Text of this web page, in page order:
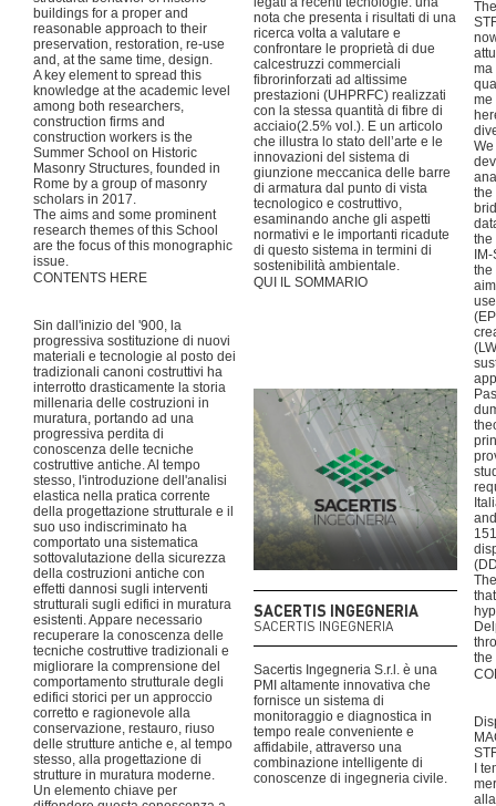
nota che presenta i risultati di una
ricerca volta a valutare e
confrontare le proprietà di due
calcestruzzi commerciali
fibrorinforzati ad altissime
prestazioni (UHPRFC) realizzati
con la stessa quantità di fibre di
acciaio(2.5% vol.). E un articolo
che illustra lo stato dell’arte e le
innovazioni del sistema di
giunzione meccanica delle barre
di armatura dal punto di vista
tecnologico e costruttivo,
esaminando anche gli aspetti
normativi e le importanti ricadute
di questo sistema in termini di
sostenibilità ambientale.
QUI IL SOMMARIO
buildings for a proper and
reasonable approach to their
preservation, restoration, re-use
and, at the same time, design.
A key element to spread this
knowledge at the academic level
among both researchers,
construction firms and
construction workers is the
Summer School on Historic
Masonry Structures, founded in
Rome by a group of masonry
scholars in 2017.
The aims and some prominent
research themes of this School
are the focus of this monographic
issue.
CONTENTS HERE
Sin dall'inizio del '900, la
progressiva sostituzione di nuovi
materiali e tecnologie al posto dei
tradizionali canoni costruttivi ha
interrotto drasticamente la storia
millenaria delle costruzioni in
muratura, portando ad una
progressiva perdita di
conoscenza delle tecniche
costruttive antiche. Al tempo
stesso, l'introduzione dell'analisi
elastica nella pratica corrente
della progettazione strutturale e il
suo uso indiscriminato ha
comportato una sistematica
sottovalutazione della sicurezza
della costruzioni antiche con
effetti dannosi sugli interventi
strutturali sugli edifici in muratura
esistenti. Appare necessario
recuperare la conoscenza delle
tecniche costruttive tradizionali e
migliorare la comprensione del
comportamento strutturale degli
edifici storici per un approccio
corretto e ragionevole alla
conservazione, restauro, riuso
delle strutture antiche e, al tempo
stesso, alla progettazione di
strutture in muratura moderne.
Un elemento chiave per
ma
me
the
the
the
the
I
SACERTIS INGEGNERIA
SACERTIS INGEGNERIA
Sacertis Ingegneria S.r.l. è una
PMI altamente innovativa che
fornisce un sistema di
monitoraggio e diagnostica in
tempo reale conveniente e
affidabile, attraverso una
combinazione intelligente di
conoscenze di ingegneria civile.